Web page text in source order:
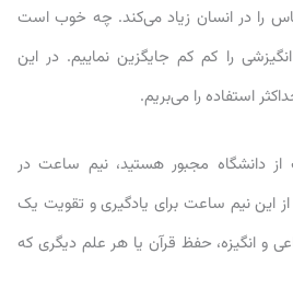
را کم کم جایگزین نماییم. در این
استفاده را می‌بریم.
این نیم ساعت برای یادگیری و تقویت یک
و انگیزه، حفظ قرآن یا هر علم دیگری که